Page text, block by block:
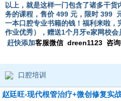
以上，就是这样一门包含了诸多干货
务的课程，售价 499 元，限时 399
一本口腔专业书籍的钱！福利来啦，
作业优秀），赠送1个月牙e家网校会
赶快添加客服微信 dreen1123 咨
口腔培训
赵廷旺-现代根管治疗+微创修复实